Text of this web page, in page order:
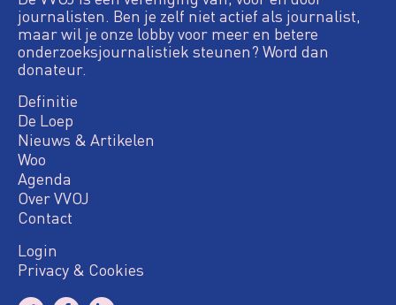
journalisten. Ben je zelf niet actief als journalist,
maar wil je onze lobby voor meer en betere
onderzoeksjournalistiek steunen? Word dan
donateur.
Definitie
De Loep
Nieuws & Artikelen
Woo
Agenda
Over VVOJ
Contact
Login
Privacy & Cookies